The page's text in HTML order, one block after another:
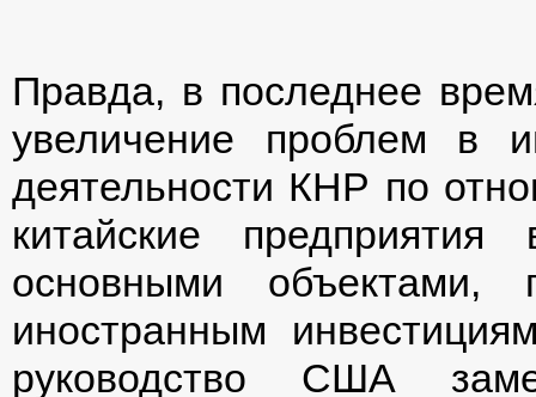
Правда, в последнее
увеличение проблем в
деятельности КНР по
китайские
основными объектами,
иностранным
руководство США